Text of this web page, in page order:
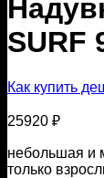
SURF
Как купить
25920 ₽
небольшая и
только